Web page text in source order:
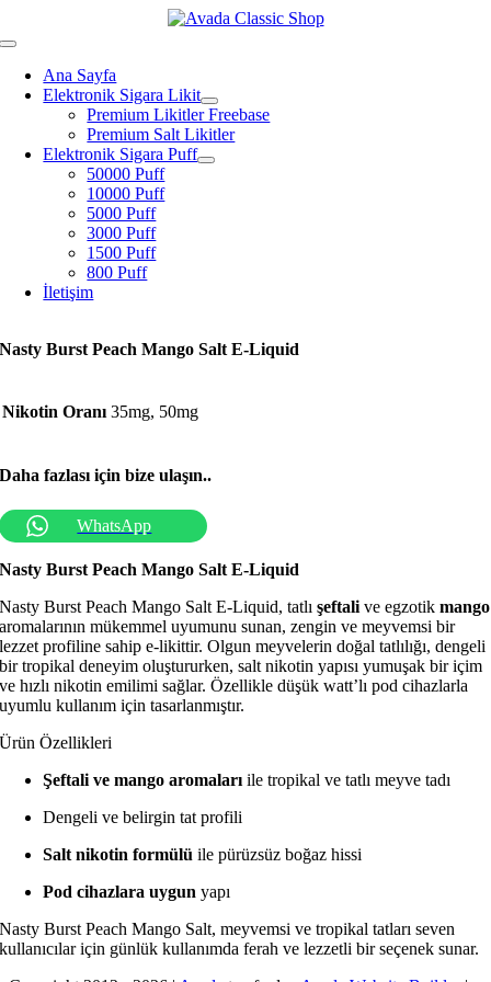
to
Toggle
NavigationAna Sayfa
Elektronik Sigara Likit
Premium Likitler Freebase
Premium Salt Likitler
Elektronik Sigara Puff
50000 Puff
10000 Puff
5000 Puff
3000 Puff
1500 Puff
800 Puff
İletişim
Nasty Burst Peach Mango Salt E-Liquid
Nikotin Oranı 35mg, 50mg
Daha fazlası için bize ulaşın..
WhatsApp
Nasty Burst Peach Mango Salt E-Liquid
Nasty Burst Peach Mango Salt E-Liquid, tatlışeftali ve egzotikmango
aromalarının mükemmel uyumunu sunan, zengin ve meyvemsi bir
lezzet profiline sahip e-likittir. Olgun meyvelerin doğal tatlılığı, dengeli
bir tropikal deneyim oluştururken, salt nikotin yapısı yumuşak bir içim
ve hızlı nikotin emilimi sağlar. Özellikle düşük watt’lı pod cihazlarla
uyumlu kullanım için tasarlanmıştır.
Ürün Özellikleri
Şeftali ve mango aromaları ile tropikal ve tatlı meyve tadı
Dengeli ve belirgin tat profili
Salt nikotin formülü ile pürüzsüz boğaz hissi
Pod cihazlara uygun yapı
Nasty Burst Peach Mango Salt, meyvemsi ve tropikal tatları seven
kullanıcılar için günlük kullanımda ferah ve lezzetli bir seçenek sunar.